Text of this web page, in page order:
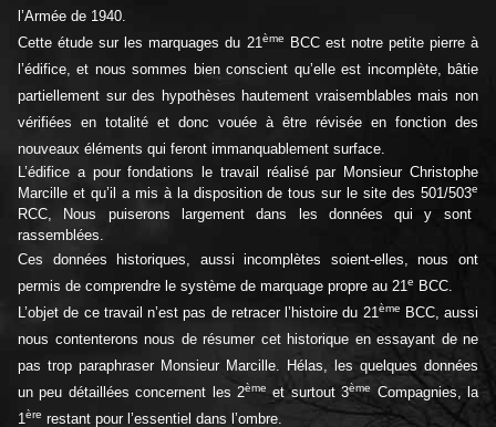
l’Armée de 1940.
Cette étude sur les marquages du 21ème
BCC est notre petite pierre à
l’édifice, et nous sommes bien conscient qu’elle est incomplète, bâtie
partiellement sur des hypothèses hautement vraisemblables mais non
vérifiées en totalité et donc vouée à être révisée en fonction des
nouveaux éléments qui feront immanquablement surface.
L’édifice a pour fondations le travail réalisé par Monsieur Christophe
Marcille et qu’il a mis à la disposition de tous sur le site des 501/503e
RCC,
Nous puiserons largement dans les données qui y sont
rassemblées.
Ces données historiques, aussi incomplètes soient-elles, nous ont
permis de comprendre le système de marquage propre au 21e
BCC.
L’objet de ce travail n’est pas de retracer l’histoire du 21ème
BCC, aussi
nous contenterons nous de résumer cet historique en essayant de ne
pas trop paraphraser Monsieur Marcille. Hélas, les quelques données
un peu détaillées concernent les 2ème et surtout 3ème
Compagnies, la
1ère restant pour l’essentiel dans l’ombre.